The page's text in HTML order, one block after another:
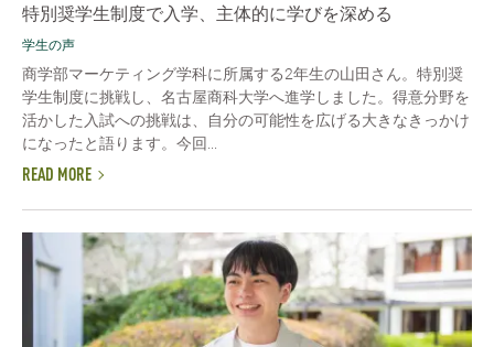
特別奨学生制度で入学、主体的に学びを深める
学生の声
商学部マーケティング学科に所属する2年生の山田さん。特別奨
学生制度に挑戦し、名古屋商科大学へ進学しました。得意分野を
活かした入試への挑戦は、自分の可能性を広げる大きなきっかけ
になったと語ります。今回...
READ MORE